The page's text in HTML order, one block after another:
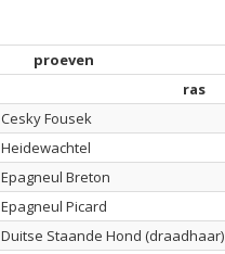
proeven
ras
Cesky Fousek
Heidewachtel
Epagneul Breton
Epagneul Picard
Duitse Staande Hond (draadhaar)